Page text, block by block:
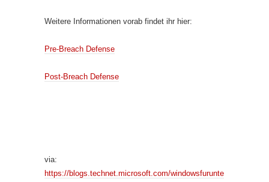
Weitere Informationen vorab findet ihr hier:
Pre-Breach Defense
Post-Breach Defense
via:
https://blogs.technet.microsoft.com/windowsfurunte